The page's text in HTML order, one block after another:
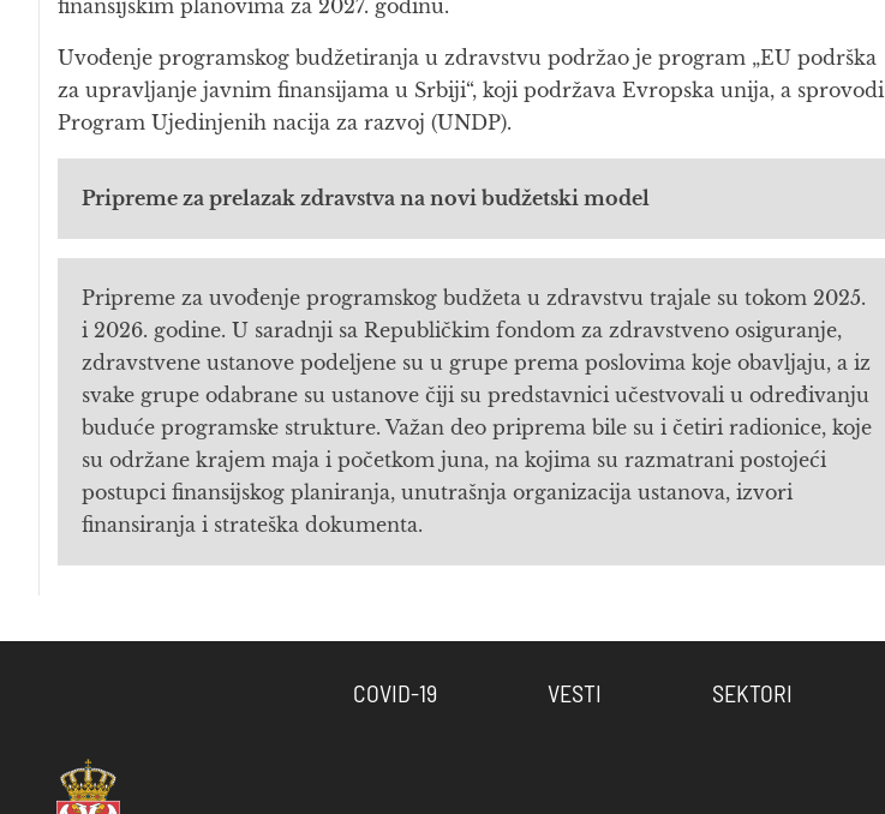
finansijskim planovima za 2027. godinu.
Uvođenje programskog budžetiranja u zdravstvu podržao je program „EU podrška
za upravljanje javnim finansijama u Srbiji“, koji podržava Evropska unija, a sprovodi
Program Ujedinjenih nacija za razvoj (UNDP).
Pripreme za prelazak zdravstva na novi budžetski model
Pripreme za uvođenje programskog budžeta u zdravstvu trajale su tokom 2025.
i 2026. godine. U saradnji sa Republičkim fondom za zdravstveno osiguranje,
zdravstvene ustanove podeljene su u grupe prema poslovima koje obavljaju, a iz
svake grupe odabrane su ustanove čiji su predstavnici učestvovali u određivanju
buduće programske strukture. Važan deo priprema bile su i četiri radionice, koje
su održane krajem maja i početkom juna, na kojima su razmatrani postojeći
postupci finansijskog planiranja, unutrašnja organizacija ustanova, izvori
finansiranja i strateška dokumenta.
COVID-19 VESTI SEKTORI